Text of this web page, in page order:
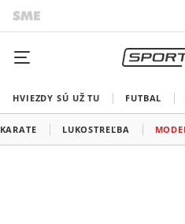
HVIEZDY SÚ UŽ TU FUTBAL
KARATE LUKOSTREĽBA